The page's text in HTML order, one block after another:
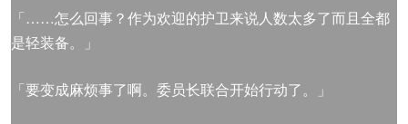
「……怎么回事？作为欢迎的护卫来说人数太多了而且全都
是轻装备。」
「要变成麻烦事了啊。委员长联合开始行动了。」